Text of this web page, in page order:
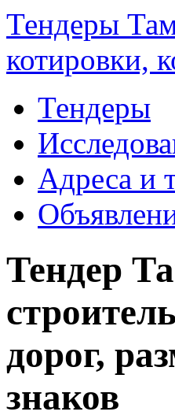
Тендеры
котировки,
Тендеры
Адреса и
Тендер
дорог,
знаков